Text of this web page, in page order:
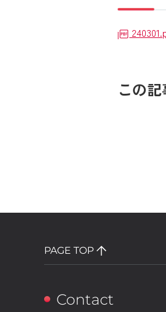
この
PAGE TOP
Contact